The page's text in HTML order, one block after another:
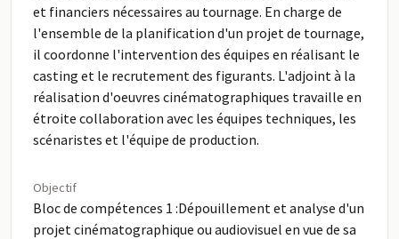
et financiers nécessaires au tournage. En charge de
l'ensemble de la planification d'un projet de tournage,
il coordonne l'intervention des équipes en réalisant le
casting et le recrutement des figurants. L'adjoint à la
réalisation d'oeuvres cinématographiques travaille en
étroite collaboration avec les équipes techniques, les
scénaristes et l'équipe de production.
Objectif
Bloc de compétences 1 :Dépouillement et analyse d'un
projet cinématographique ou audiovisuel en vue de sa